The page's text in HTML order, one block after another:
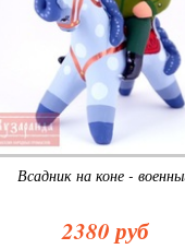
Всадник на коне -
2380 руб